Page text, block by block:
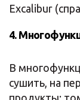
Excalibur
4.
В
сушить, на
продукты: